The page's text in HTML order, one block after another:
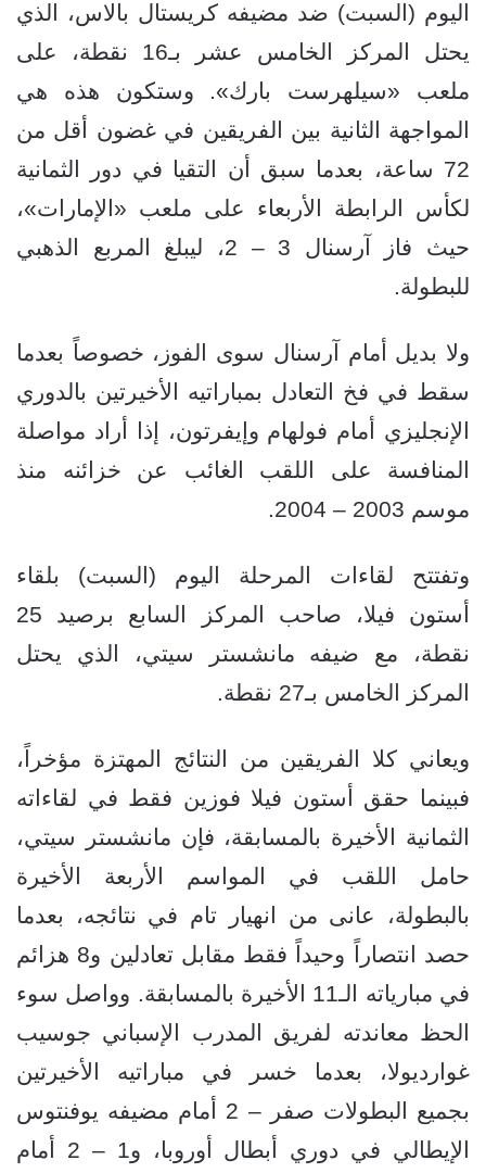
اليوم (السبت) ضد مضيفه كريستال بالاس، الذي
يحتل المركز الخامس عشر بـ16 نقطة، على
ملعب «سيلهرست بارك». وستكون هذه هي
المواجهة الثانية بين الفريقين في غضون أقل من
72 ساعة، بعدما سبق أن التقيا في دور الثمانية
لكأس الرابطة الأربعاء على ملعب «الإمارات»،
حيث فاز آرسنال 3 – 2، ليبلغ المربع الذهبي
للبطولة.
ولا بديل أمام آرسنال سوى الفوز، خصوصاً بعدما
سقط في فخ التعادل بمباراتيه الأخيرتين بالدوري
الإنجليزي أمام فولهام وإيفرتون، إذا أراد مواصلة
المنافسة على اللقب الغائب عن خزائنه منذ
موسم 2003 – 2004.
وتفتتح لقاءات المرحلة اليوم (السبت) بلقاء
أستون فيلا، صاحب المركز السابع برصيد 25
نقطة، مع ضيفه مانشستر سيتي، الذي يحتل
المركز الخامس بـ27 نقطة.
ويعاني كلا الفريقين من النتائج المهتزة مؤخراً،
فبينما حقق أستون فيلا فوزين فقط في لقاءاته
الثمانية الأخيرة بالمسابقة، فإن مانشستر سيتي،
حامل اللقب في المواسم الأربعة الأخيرة
بالبطولة، عانى من انهيار تام في نتائجه، بعدما
حصد انتصاراً وحيداً فقط مقابل تعادلين و8 هزائم
في مبارياته الـ11 الأخيرة بالمسابقة. وواصل سوء
الحظ معاندته لفريق المدرب الإسباني جوسيب
غوارديولا، بعدما خسر في مباراتيه الأخيرتين
بجميع البطولات صفر – 2 أمام مضيفه يوفنتوس
الإيطالي في دوري أبطال أوروبا، و1 – 2 أمام